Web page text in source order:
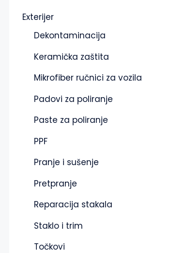
Exterijer
Dekontaminacija
Keramička zaštita
Mikrofiber ručnici za vozila
Padovi za poliranje
Paste za poliranje
PPF
Pranje i sušenje
Pretpranje
Reparacija stakala
Staklo i trim
Točkovi